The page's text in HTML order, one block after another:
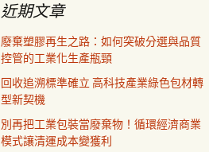
近期文章
廢棄塑膠再生之路：如何突破分選與品質
控管的工業化生產瓶頸
回收追溯標準確立 高科技產業綠色包材轉
型新契機
別再把工業包裝當廢棄物！循環經濟商業
模式讓清運成本變獲利